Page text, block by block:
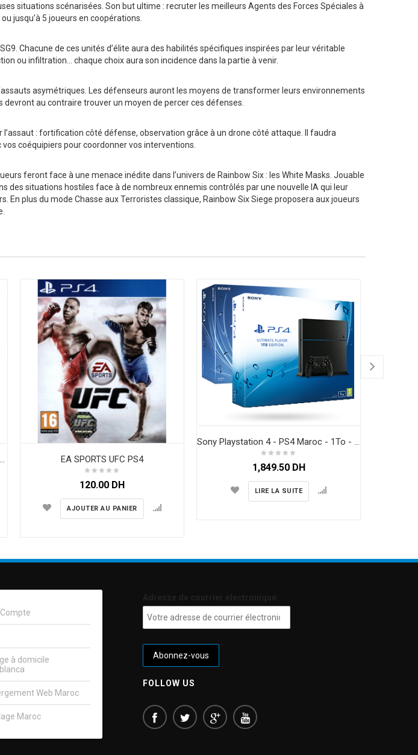
situations scénarisées. Son but ultime : recruter les meilleurs Agents des Forces Spéciales à
jusqu’à 5 joueurs en coopérations.
Chacune de ces unités d’élite aura des habilités spécifiques inspirées par leur véritable
ou infiltration… chaque choix aura son incidence dans la partie à venir.
asymétriques. Les défenseurs auront les moyens de transformer leurs environnements
au contraire trouver un moyen de percer ces défenses.
: fortification côté défense, observation grâce à un drone côté attaque. Il faudra
coéquipiers pour coordonner vos interventions.
feront face à une menace inédite dans l’univers de Rainbow Six : les White Masks. Jouable
des situations hostiles face à de nombreux ennemis contrôlés par une nouvelle IA qui leur
plus du mode Chasse aux Terroristes classique, Rainbow Six Siege proposera aux joueurs
EA SPORTS UFC PS4
120.00 DH
AJOUTER AU PANIER
1,849.50 DH
LIRE LA SUITE
à domicile
Web Maroc
Maroc
FOLLOW US